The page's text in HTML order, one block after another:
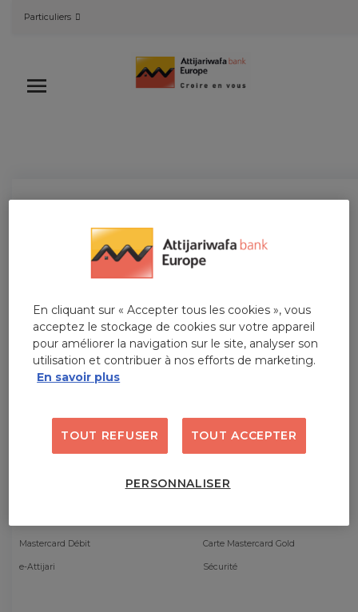
Particuliers
Agence
LinkedIn YouTube
Facebook Instagram
Offre Bancaire de base
Mastercard Débit Carte Mastercard Gold
e-Attijari Sécurité
En cliquant sur « Accepter tous les cookies », vous
acceptez le stockage de cookies sur votre appareil
pour améliorer la navigation sur le site, analyser son
utilisation et contribuer à nos efforts de marketing.
En savoir plus
TOUT REFUSER TOUT ACCEPTER
PERSONNALISER